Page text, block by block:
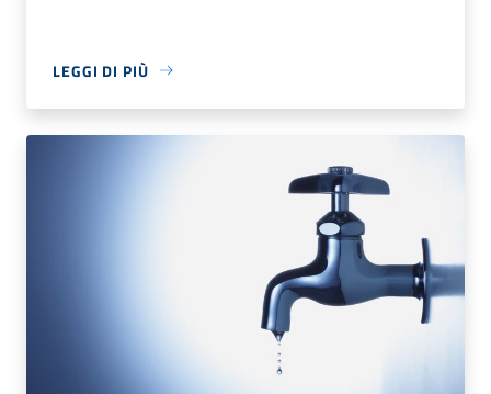
LEGGI DI PIÙ